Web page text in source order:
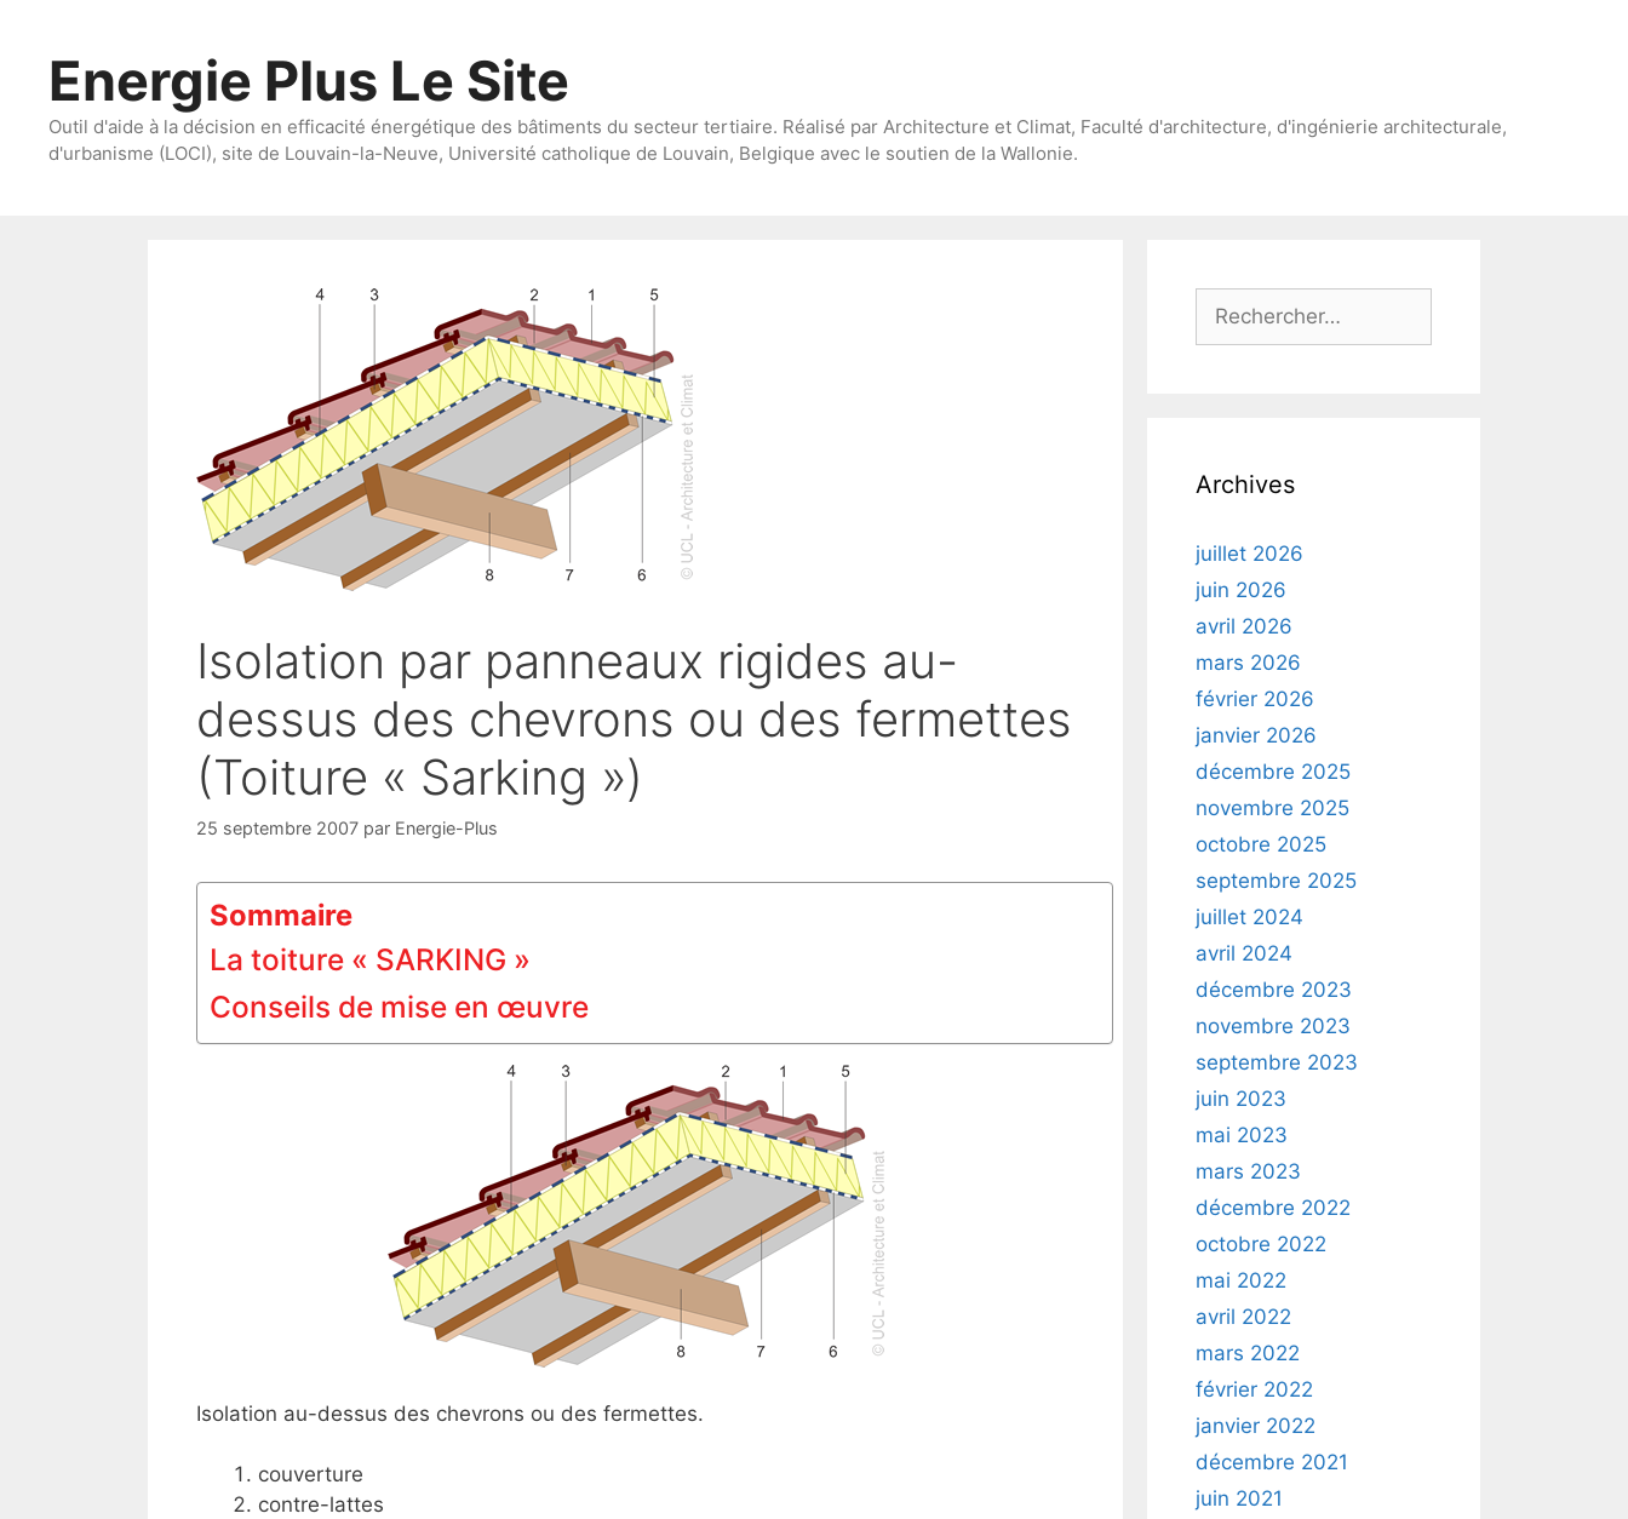
contenuEnergie Plus Le Site
Outil d'aide à la décision en efficacité énergétique des bâtiments du secteur tertiaire. Réalisé par Architecture et Climat, Faculté d'architecture, d'ingénierie architecturale,
d'urbanisme (LOCI), site de Louvain-la-Neuve, Université catholique de Louvain, Belgique avec le soutien de la Wallonie.
Isolation par panneaux rigides au-
dessus des chevrons ou des fermettes
(Toiture « Sarking »)
25 septembre 2007 par Energie-Plus
Sommaire
La toiture « SARKING »
Conseils de mise en œuvre
Isolation au-dessus des chevrons ou des fermettes.
couverture
contre-lattes
Rechercher :
Archives
juillet 2026
juin 2026
avril 2026
mars 2026
février 2026
janvier 2026
décembre 2025
novembre 2025
octobre 2025
septembre 2025
juillet 2024
avril 2024
décembre 2023
novembre 2023
septembre 2023
juin 2023
mai 2023
mars 2023
décembre 2022
octobre 2022
mai 2022
avril 2022
mars 2022
février 2022
janvier 2022
décembre 2021
juin 2021